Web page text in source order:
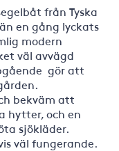
från Tyska
en gång lyckats
modern
väl avvägd
gör att
bekväm att
hytter, och en
sjökläder.
väl fungerande.